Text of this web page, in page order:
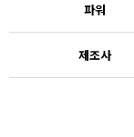
파워
제조사